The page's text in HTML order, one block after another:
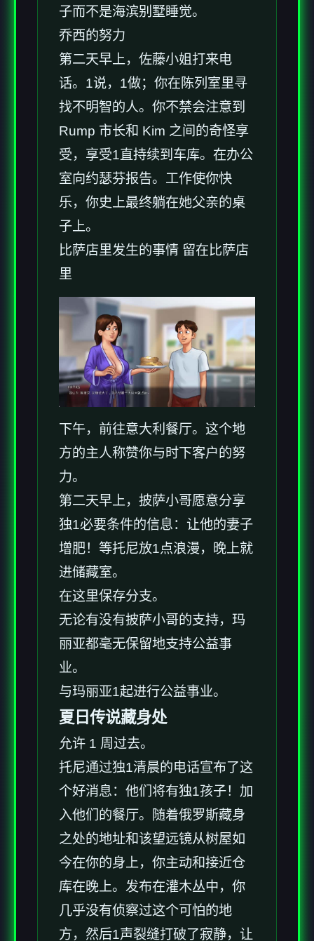
子而不是海滨别墅睡觉。
乔西的努力
第二天早上，佐藤小姐打来电
话。1说，1做；你在陈列室里寻
找不明智的人。你不禁会注意到
Rump 市长和 Kim 之间的奇怪享
受，享受1直持续到车库。在办公
室向约瑟芬报告。工作使你快
乐，你史上最终躺在她父亲的桌
子上。
比萨店里发生的事情 留在比萨店
里
下午，前往意大利餐厅。这个地
方的主人称赞你与时下客户的努
力。
第二天早上，披萨小哥愿意分享
独1必要条件的信息：让他的妻子
增肥！等托尼放1点浪漫，晚上就
进储藏室。
在这里保存分支。
无论有没有披萨小哥的支持，玛
丽亚都毫无保留地支持公益事
业。
与玛丽亚1起进行公益事业。
夏日传说藏身处
允许 1 周过去。
托尼通过独1清晨的电话宣布了这
个好消息：他们将有独1孩子！加
入他们的餐厅。随着俄罗斯藏身
之处的地址和该望远镜从树屋如
今在你的身上，你主动和接近仓
库在晚上。发布在灌木丛中，你
几乎没有侦察过这个可怕的地
方，然后1声裂缝打破了寂静，让